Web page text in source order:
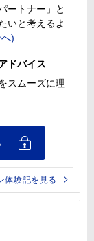
ートナー」と
いと考えるよ
ドバイス
スムーズに理
体験記を見る